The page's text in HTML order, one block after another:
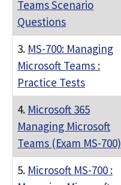
Teams Scenario
Questions
3. MS-700: Managing
Microsoft Teams :
Practice Tests
4. Microsoft 365
Managing Microsoft
Teams (Exam MS-700)
5. Microsoft MS-700 :